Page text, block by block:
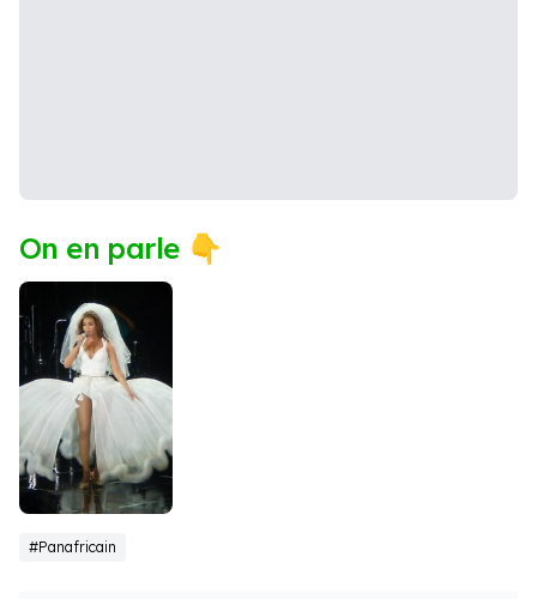
On en parle 👇
Beyonce
#Panafricain